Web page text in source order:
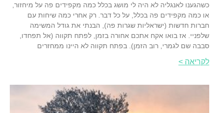
כשהגענו לאנגליה לא היה לי מושג בכלל כמה מקפידים פה על מיחזור,
או כמה מקפידים פה בכלל, על כל דבר. רק אחרי כמה שיחות עם
חברות חדשות (ישראליות שגרות פה), הבנתי את גודל המשימה
שלפניי. אז בואו אקח אתכם אחורה בזמן, לפתח תקווה (אל תפחדו,
סבבה שם לגמרי, רוב הזמן). בפתח תקווה לא היינו ממחזרים
לקריאה >